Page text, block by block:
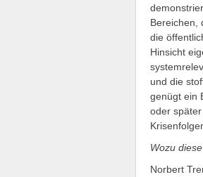
Bereichen,
die
Hinsicht
und die
genügt ein
oder
Wozu
Norbert